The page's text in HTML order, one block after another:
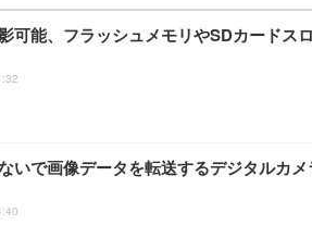
可能、フラッシュメモリやSDカードス
いで画像データを転送するデジタルカメ